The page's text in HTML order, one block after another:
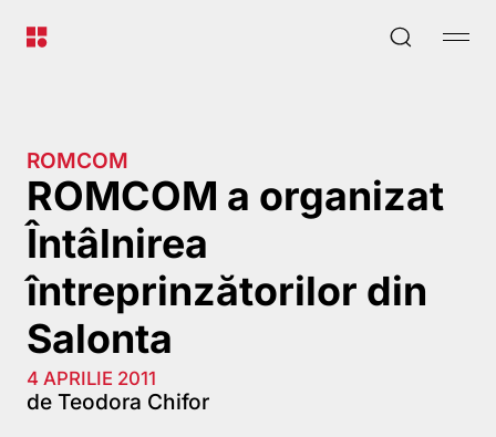
ROMCOM
ROMCOM a organizat
Întâlnirea
întreprinzătorilor din
Salonta
4 APRILIE 2011
de Teodora Chifor